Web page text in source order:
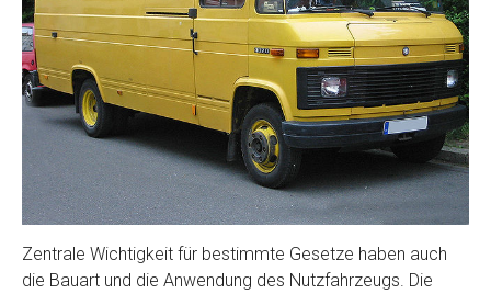
Zentrale Wichtigkeit für bestimmte Gesetze haben auch
die Bauart und die Anwendung des Nutzfahrzeugs. Die